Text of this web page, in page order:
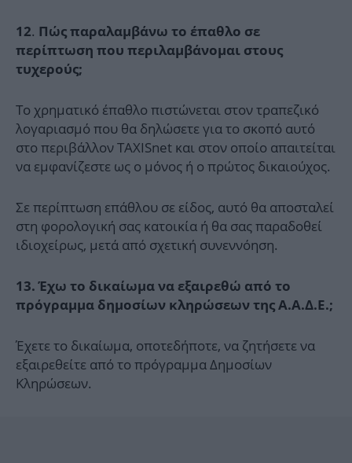
12. Πώς παραλαμβάνω το έπαθλο σε
περίπτωση που περιλαμβάνομαι στους
τυχερούς;
Το χρηματικό έπαθλο πιστώνεται στον τραπεζικό
λογαριασμό που θα δηλώσετε για το σκοπό αυτό
στο περιβάλλον TAXISnet και στον οποίο απαιτείται
να εμφανίζεστε ως ο μόνος ή ο πρώτος δικαιούχος.
Σε περίπτωση επάθλου σε είδος, αυτό θα αποσταλεί
στη φορολογική σας κατοικία ή θα σας παραδοθεί
ιδιοχείρως, μετά από σχετική συνεννόηση.
13. Έχω το δικαίωμα να εξαιρεθώ από το
πρόγραμμα δημοσίων κληρώσεων της Α.Α.Δ.Ε.;
Έχετε το δικαίωμα, οποτεδήποτε, να ζητήσετε να
εξαιρεθείτε από το πρόγραμμα Δημοσίων
Κληρώσεων.